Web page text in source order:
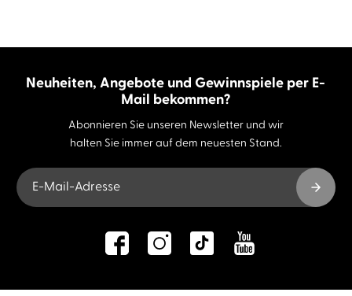
Neuheiten, Angebote und Gewinnspiele per E-
Mail bekommen?
Abonnieren Sie unseren Newsletter und wir
halten Sie immer auf dem neuesten Stand.
E-Mail-Adresse